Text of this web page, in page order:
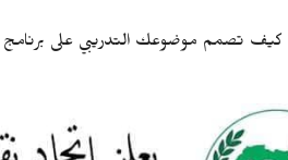
كيف تصمم موضوعك التدريبي على برنامج